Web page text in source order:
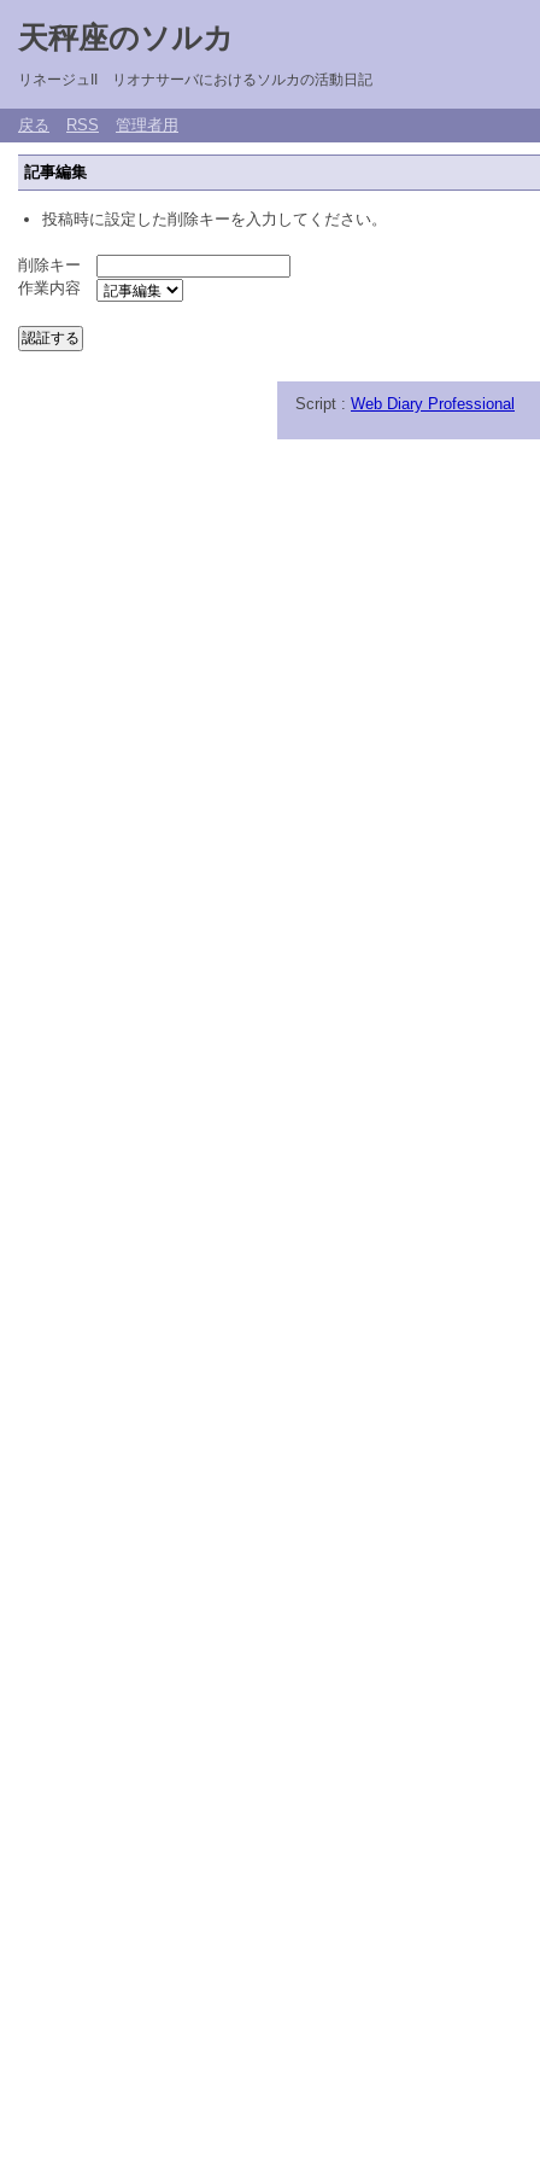
天秤座のソルカ
リネージュII リオナサーバにおけるソルカの活動日記
戻る RSS 管理者用
記事編集
投稿時に設定した削除キーを入力してください。
削除キー
作業内容
Script : Web Diary Professional